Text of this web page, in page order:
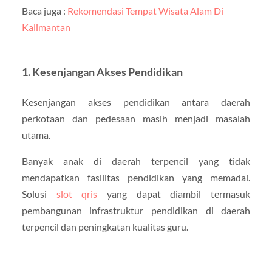
Baca juga : Rekomendasi Tempat Wisata Alam Di
Kalimantan
1.Kesenjangan Akses Pendidikan
Kesenjangan akses pendidikan antara daerah
perkotaan dan pedesaan masih menjadi masalah
utama.
Banyak anak di daerah terpencil yang tidak
mendapatkan fasilitas pendidikan yang memadai.
Solusi slot qris yang dapat diambil termasuk
pembangunan infrastruktur pendidikan di daerah
terpencil dan peningkatan kualitas guru.